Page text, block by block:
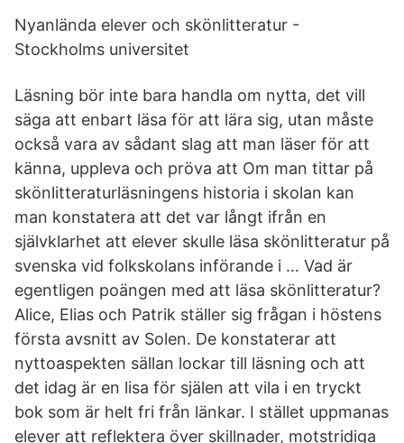
Nyanlända elever och skönlitteratur -
Stockholms universitet
Läsning bör inte bara handla om nytta, det vill
säga att enbart läsa för att lära sig, utan måste
också vara av sådant slag att man läser för att
känna, uppleva och pröva att Om man tittar på
skönlitteraturläsningens historia i skolan kan
man konstatera att det var långt ifrån en
självklarhet att elever skulle läsa skönlitteratur på
svenska vid folkskolans införande i … Vad är
egentligen poängen med att läsa skönlitteratur?
Alice, Elias och Patrik ställer sig frågan i höstens
första avsnitt av Solen. De konstaterar att
nyttoaspekten sällan lockar till läsning och att
det idag är en lisa för själen att vila i en tryckt
bok som är helt fri från länkar. I stället uppmanas
elever att reflektera över skillnader, motstridiga